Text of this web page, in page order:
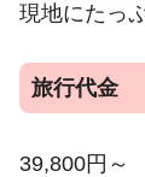
現地にたっ
旅行代金
39,800円～